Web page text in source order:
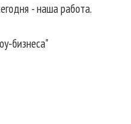
- наша работа.
бизнеса"